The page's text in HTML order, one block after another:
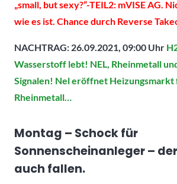
„small, but sexy?“-TEIL2: mVISE AG.
wie es ist. Chance durch Reverse
NACHTRAG: 26.09.2021, 09:00 Uhr
Wasserstoff lebt! NEL, Rheinmetall
Signalen! Nel eröffnet
Rheinmetall…
Montag – Schock für
Sonnenscheinanleger –
auch fallen.